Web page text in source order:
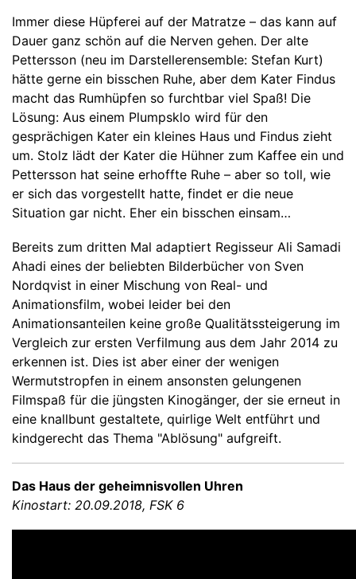
Immer diese Hüpferei auf der Matratze – das kann auf
Dauer ganz schön auf die Nerven gehen. Der alte
Pettersson (neu im Darstellerensemble: Stefan Kurt)
hätte gerne ein bisschen Ruhe, aber dem Kater Findus
macht das Rumhüpfen so furchtbar viel Spaß! Die
Lösung: Aus einem Plumpsklo wird für den
gesprächigen Kater ein kleines Haus und Findus zieht
um. Stolz lädt der Kater die Hühner zum Kaffee ein und
Pettersson hat seine erhoffte Ruhe – aber so toll, wie
er sich das vorgestellt hatte, findet er die neue
Situation gar nicht. Eher ein bisschen einsam…
Bereits zum dritten Mal adaptiert Regisseur Ali Samadi
Ahadi eines der beliebten Bilderbücher von Sven
Nordqvist in einer Mischung von Real- und
Animationsfilm, wobei leider bei den
Animationsanteilen keine große Qualitätssteigerung im
Vergleich zur ersten Verfilmung aus dem Jahr 2014 zu
erkennen ist. Dies ist aber einer der wenigen
Wermutstropfen in einem ansonsten gelungenen
Filmspaß für die jüngsten Kinogänger, der sie erneut in
eine knallbunt gestaltete, quirlige Welt entführt und
kindgerecht das Thema "Ablösung" aufgreift.
Das Haus der geheimnisvollen Uhren
Kinostart: 20.09.2018, FSK 6